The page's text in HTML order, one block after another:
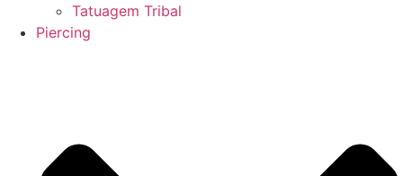
Tatuagem Tribal
Piercing